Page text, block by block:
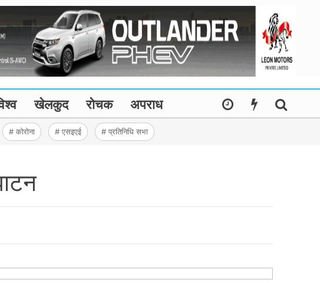
खेलकुद रोचक अपराध
# कोरोना # एसइएई # प्रतिनिधि सभा